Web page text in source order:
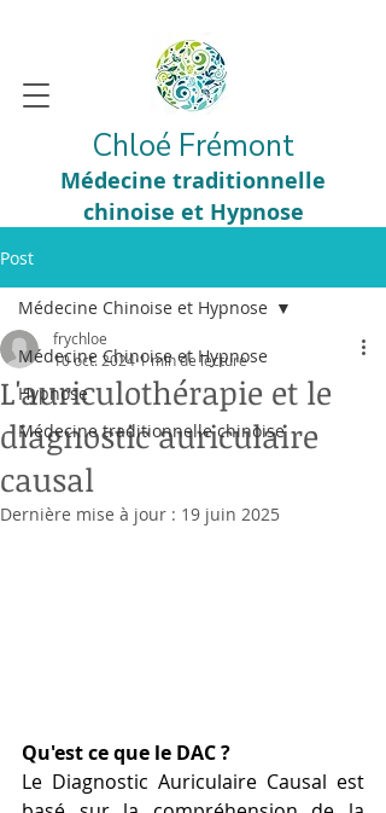
Chloé Frémont
Médecine traditionnelle
chinoise et Hypnose
Post
Médecine Chinoise et Hypnose
Hypnose
Médecine traditionnelle chinoise
Médecine Chinoise et Hypnose
L'auriculothérapie et le
diagnostic auriculaire
causal
frychloe
10 oct. 2024 1 min de lecture
Dernière mise à jour : 19 juin 2025
Qu'est ce que le DAC ?
Le Diagnostic Auriculaire Causal est